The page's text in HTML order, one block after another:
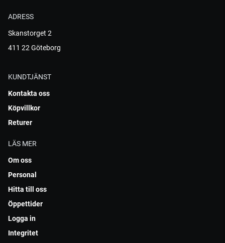
ADRESS
Skanstorget 2
411 22 Göteborg
KUNDTJÄNST
Kontakta oss
Köpvillkor
Returer
LÄS MER
Om oss
Personal
Hitta till oss
Öppettider
Logga in
Integritet